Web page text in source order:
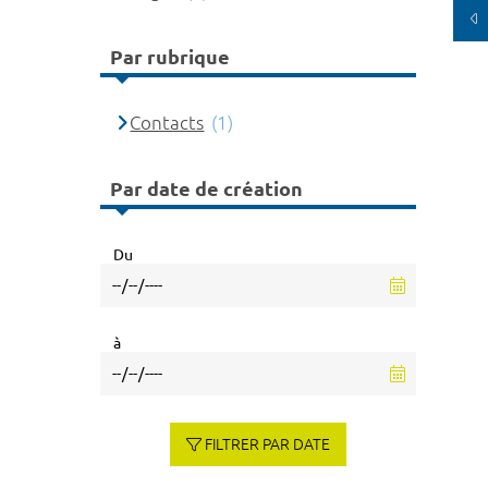
Par rubrique
Contacts (1)
Par date de création
Du
à
FILTRER PAR DATE